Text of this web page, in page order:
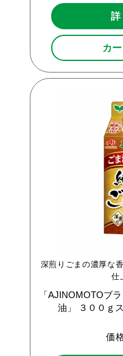
詳
カ
深煎りごまの濃厚な
仕
「AJINOMOTOブ
油」
３００ｇ
価